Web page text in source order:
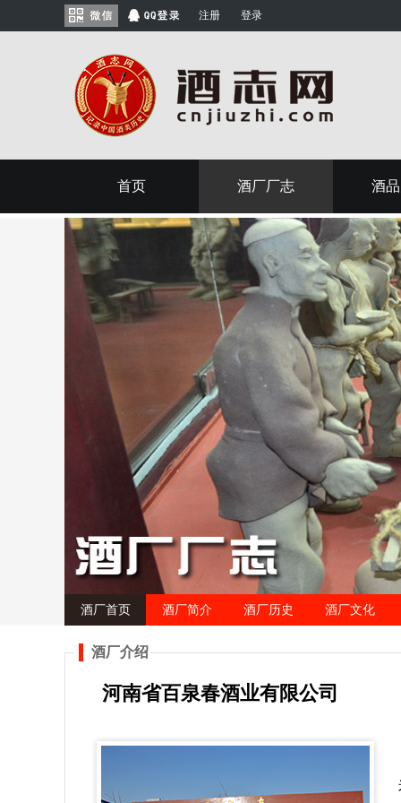
注册 登录
首页 酒厂厂志 酒
酒厂首页 酒厂简介 酒厂历史 酒厂文化
酒厂介绍
河南省百泉春酒业有限公司